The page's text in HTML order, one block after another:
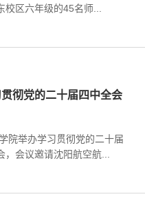
区六年级的45名师...
彻党的二十届四中全会
院举办学习贯彻党的二十届
会议邀请沈阳航空航...